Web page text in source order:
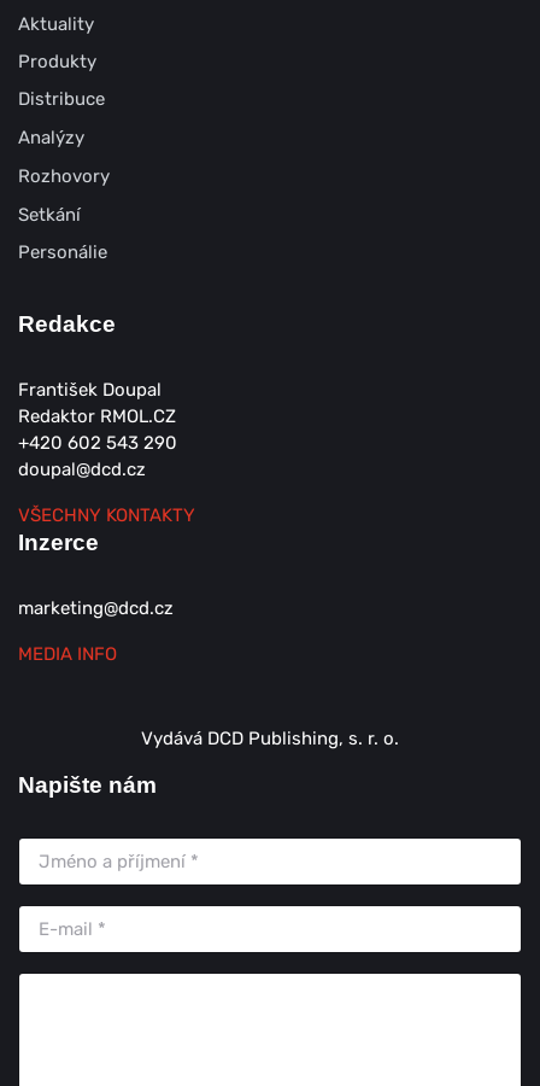
Aktuality
Produkty
Distribuce
Analýzy
Rozhovory
Setkání
Personálie
Redakce
František Doupal
Redaktor RMOL.CZ
+420 602 543 290
doupal@dcd.cz
VŠECHNY KONTAKTY
Inzerce
marketing@dcd.cz
MEDIA INFO
Vydává DCD Publishing, s. r. o.
Napište nám